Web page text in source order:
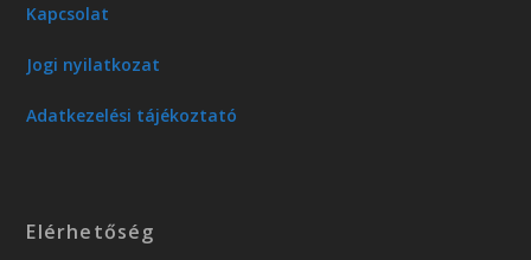
Kapcsolat
Jogi nyilatkozat
Adatkezelési tájékoztató
Elérhetőség